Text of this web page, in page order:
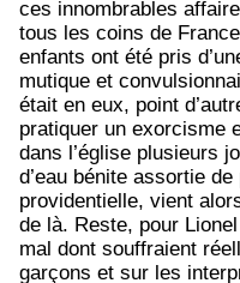
ces innombrables
tous les coins de
enfants ont été pris
mutique et
était en eux, point
pratiquer un exorcisme
dans l’église plusieurs
d’eau bénite assortie
providentielle, vient
de là. Reste, pour
mal dont souffraient
garçons et sur les